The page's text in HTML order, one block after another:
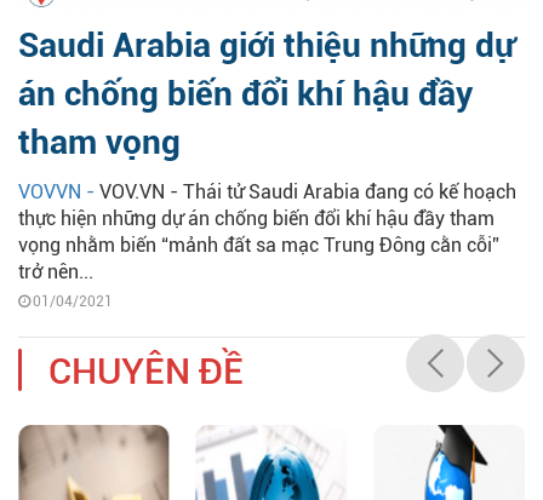
Saudi Arabia giới thiệu những dự
án chống biến đổi khí hậu đầy
tham vọng
VOVVN - VOV.VN - Thái tử Saudi Arabia đang có kế hoạch
thực hiện những dự án chống biến đổi khí hậu đầy tham
vọng nhằm biến “mảnh đất sa mạc Trung Đông cằn cỗi”
trở nên...
01/04/2021
CHUYÊN ĐỀ